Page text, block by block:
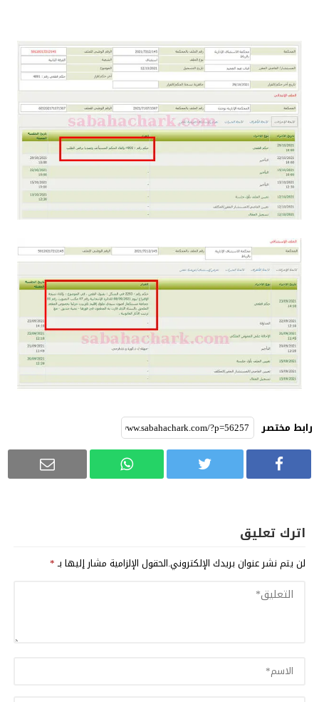
رابط مختصر
اترك تعليق
لن يتم نشر عنوان بريدك الإلكتروني.الحقول الإلزامية مشار إليها بـ*